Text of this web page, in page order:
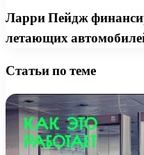
Ларри Пейдж
летающих
Статьи по теме